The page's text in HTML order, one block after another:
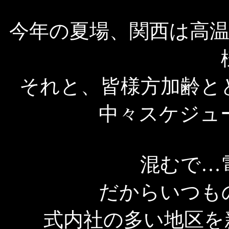
今年の夏場、関西は高
それと、皆様方加齢
中々スケジュ
混むで…
だからいつも
式内社の多い地区